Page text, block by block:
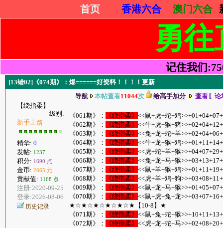
首页 香港六合 澳门六合
勇
记住我们
[13错02]《074期》：爆======好资料！！！！更新
【绕指柔】
级别:
新手上路
精华: 0
发帖: 1237
积分: 1690 点
金币: 2665 元
贡献值: 1168 点
注册:2020-09-25
登录:2026-08-06
历史记录
导航 本帖查看11044次 给高手加分 查看〖论
《061期》： 《绕指柔》 <<鼠+虎+蛇+鸡
《062期》：
《绕指柔》 <<牛+虎+猴+猪
《063期》：
《绕指柔》 <<兔+龙+蛇+羊
《064期》：
《绕指柔》 <<牛+龙+猴+鸡
《065期》：
《绕指柔》 <<虎+蛇+羊+猴
《066期》：
《绕指柔》 <<兔+龙+马+猴
《067期》：
《绕指柔》 <<鼠+羊+猴+鸡
《068期》：
《绕指柔》 <<虎+羊+鸡+狗
《069期》：
《绕指柔》 <<鼠+龙+马+猴
《070期》：
《绕指柔》 <<鼠+虎+兔+龙
★☆★☆★☆★☆★☆★【10-8】★
《071期》：
《绕指柔》 <<鼠+兔+蛇+猴
《072期》：
《绕指柔》 <<虎+龙+蛇+马